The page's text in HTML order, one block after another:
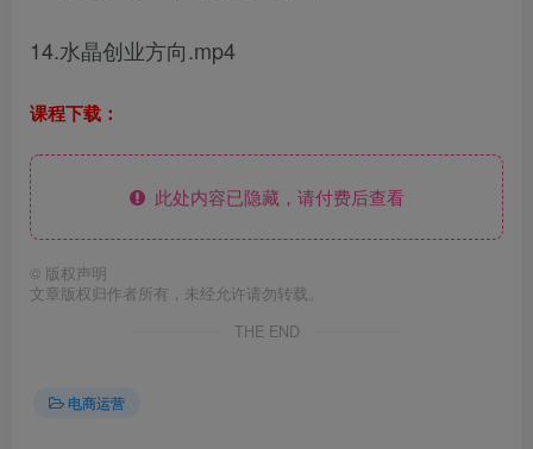
14.水晶创业方向.mp4
课程下载：
此处内容已隐藏，请付费后查看
© 版权声明
文章版权归作者所有，未经允许请勿转载。
THE END
电商运营